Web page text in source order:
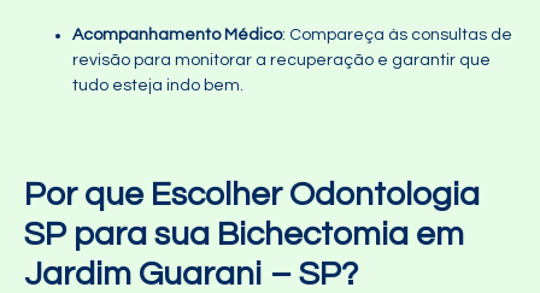
Acompanhamento Médico: Compareça às consultas de
revisão para monitorar a recuperação e garantir que
tudo esteja indo bem.
Por que Escolher Odontologia
SP para sua Bichectomia em
Jardim Guarani – SP?